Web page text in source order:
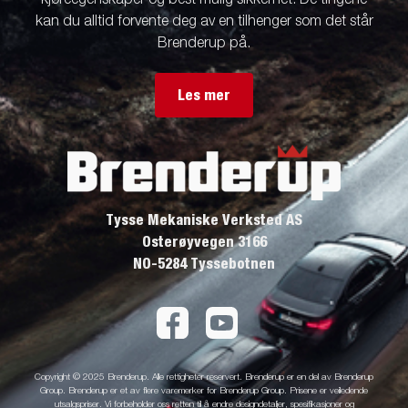
kan du alltid forvente deg av en tilhenger som det står
Brenderup på.
Les mer
Tysse Mekaniske Verksted AS
Osterøyvegen 3166
NO-5284 Tyssebotnen
Copyright © 2025 Brenderup. Alle rettigheter reservert. Brenderup er en del av Brenderup
Group. Brenderup er et av flere varemerker for Brenderup Group. Prisene er veiledende
utsalgspriser. Vi forbeholder oss retten til å endre designdetaljer, spesifikasjoner og